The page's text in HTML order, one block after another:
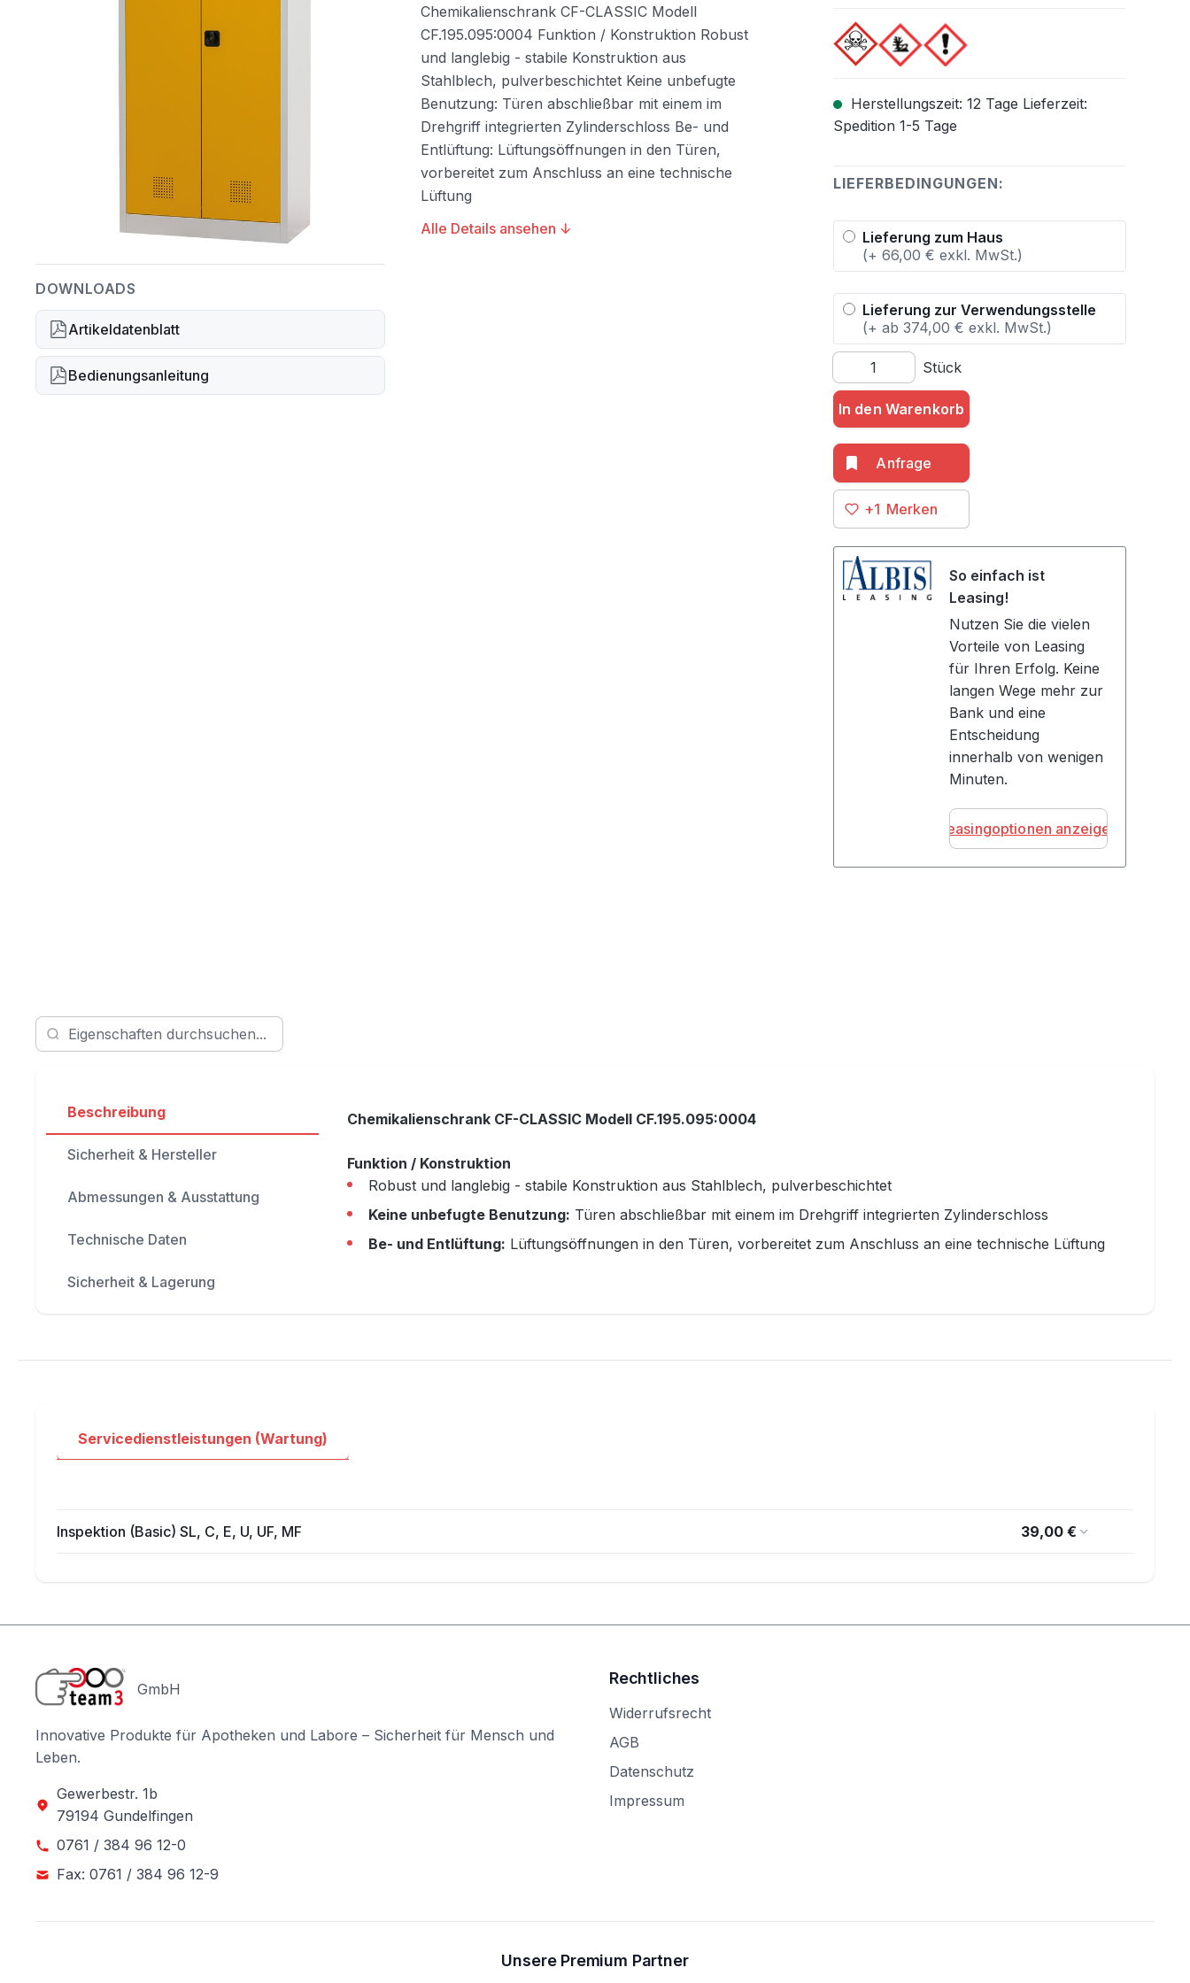
DOWNLOADS
Artikeldatenblatt
Bedienungsanleitung
Chemikalienschrank CF-CLASSIC Modell
CF.195.095:0004 Funktion / Konstruktion Robust
und langlebig - stabile Konstruktion aus
Stahlblech, pulverbeschichtet Keine unbefugte
Benutzung: Türen abschließbar mit einem im
Drehgriff integrierten Zylinderschloss Be- und
Entlüftung: Lüftungsöffnungen in den Türen,
vorbereitet zum Anschluss an eine technische
Lüftung
Alle Details ansehen ↓
Herstellungszeit: 12 Tage Lieferzeit:
Spedition 1-5 Tage
LIEFERBEDINGUNGEN:
Lieferung zum Haus
(+ 66,00 € exkl. MwSt.)
Lieferung zur Verwendungsstelle
(+ ab 374,00 € exkl. MwSt.)
Produkt Anzahl: Gib den gewünschten Wert ein
Stück
In den Warenkorb
+1
So einfach ist
Leasing!
Nutzen Sie die vielen
Vorteile von Leasing
für Ihren Erfolg. Keine
langen Wege mehr zur
Bank und eine
Entscheidung
innerhalb von wenigen
Minuten.
Leasingoptionen anzeigen
Beschreibung
Sicherheit & Hersteller
Abmessungen & Ausstattung
Technische Daten
Sicherheit & Lagerung
Chemikalienschrank CF-CLASSIC Modell CF.195.095:0004
Funktion / Konstruktion
Robust und langlebig - stabile Konstruktion aus Stahlblech, pulverbeschichtet
Keine unbefugte Benutzung: Türen abschließbar mit einem im Drehgriff integrierten Zylinderschloss
Be- und Entlüftung: Lüftungsöffnungen in den Türen, vorbereitet zum Anschluss an eine technische Lüftung
Servicedienstleistungen (Wartung)
Inspektion (Basic) SL, C, E, U, UF, MF 39,00 €
GmbH
Innovative Produkte für Apotheken und Labore – Sicherheit für Mensch und
Leben.
Gewerbestr. 1b
79194 Gundelfingen
0761 / 384 96 12-0
Fax: 0761 / 384 96 12-9
Rechtliches
Widerrufsrecht
AGB
Datenschutz
Impressum
Unsere Premium Partner